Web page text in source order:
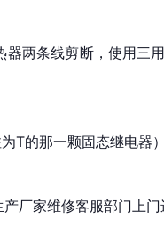
两条线剪断，使用三
T的那一颗固态继电器
厂家维修客服部门上门